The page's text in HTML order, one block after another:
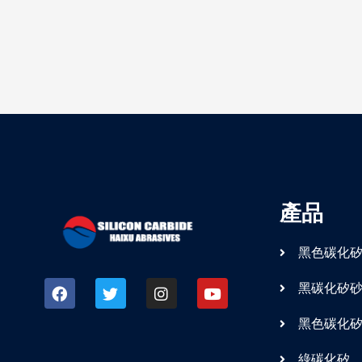
產品
黑色碳化矽
黑碳化矽
黑色碳化